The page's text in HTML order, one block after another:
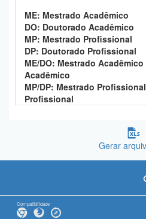
ME: Mestrado Acadêmico
DO: Doutorado Acadêmico
MP: Mestrado Profissional
DP: Doutorado Profissional
ME/DO: Mestrado
Acadêmico
MP/DP: Mestrado
Profissional
Gerar
Compatibilidade